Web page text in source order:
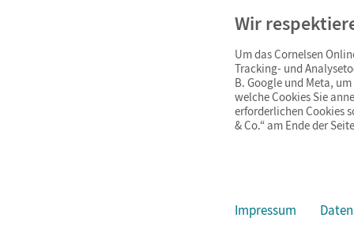
Persönliche Angebote für Lehrkräfte
Sicheres Einkaufen mit SSL-Verschlüsselung
Widerrufsfristvon 4 Wochen
Schnelle und einfache Retourenabwicklung
Barrierefreiheit
Wir
Um das Cornelsen
Tracking- und
B. Google und Meta,
welche Cookies Sie
erforderlichen Cookies
& Co.“ am Ende der
Impressum